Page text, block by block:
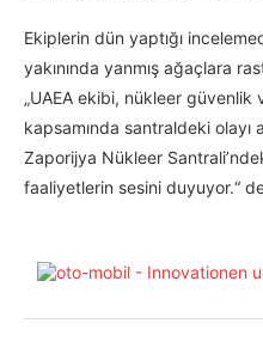
Ekiplerin dün yaptığı
yakınında yanmış ağaçlara
„UAEA ekibi, nükleer güvenlik
kapsamında santraldeki olayı
Zaporijya Nükleer
faaliyetlerin sesini duyuyor.“